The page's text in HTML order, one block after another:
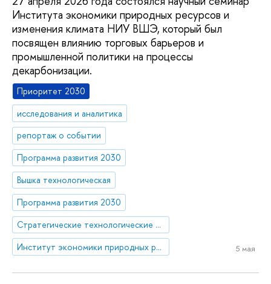
Института экономики природных ресурсов и
изменения климата НИУ ВШЭ, который был
посвящен влиянию торговых барьеров и
промышленной политики на процессы
декарбонизации.
Приоритет 2030
исследования и аналитика
репортаж о событии
Программа развития 2030
Вышка технологическая
Программа развития 2030
Стратегические технологические проекты
Институт экономики природных ресурсов и изменения климата
5 мая